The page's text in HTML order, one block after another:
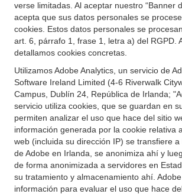
verse limitadas. Al aceptar nuestro “Banner
acepta que sus datos personales se
cookies. Estos datos personales se
art. 6, párrafo 1, frase 1, letra a) del RGPD.
detallamos cookies concretas.
Utilizamos Adobe Analytics, un servicio de
Software Ireland Limited (4-6 Riverwalk
Campus, Dublín 24, República de Irlanda;
servicio utiliza cookies, que se guardan en
permiten analizar el uso que hace del sitio
información generada por la cookie relativa
web (incluida su dirección IP) se transfiere
de Adobe en Irlanda, se anonimiza ahí y
de forma anonimizada a servidores en
su tratamiento y almacenamiento ahí.
información para evaluar el uso que hace